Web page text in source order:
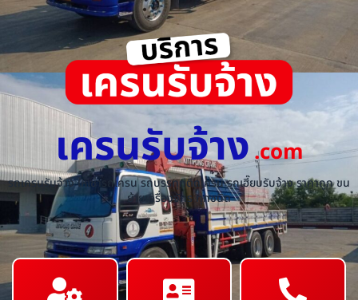
เครนรับจ้าง.com
รถเครนรับจ้าง ให้เช่ารถเครน รถบรรทุกติดเครน รถเฮี๊ยบรับจ้าง ราคาถูก ขน
ย้ายเครื่องจักร ทุกชนิด